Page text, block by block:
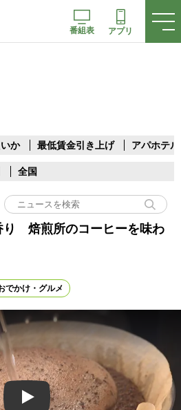
番組表 アプリ
か 最低賃金引き上げ アパホテル
全国
り 焙煎所のコーヒーを味わ
でかけ・グルメ
Play